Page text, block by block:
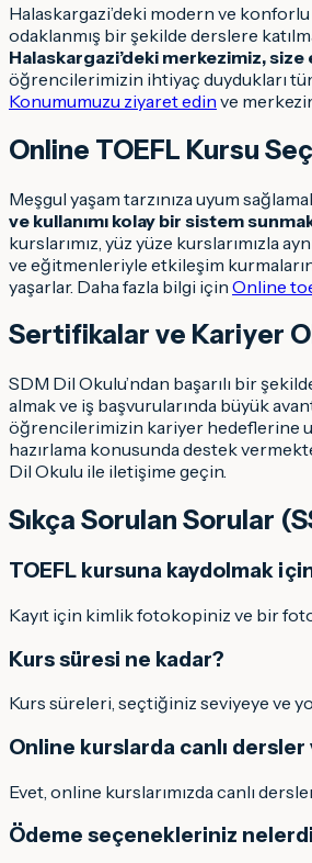
Halaskargazi’deki modern ve
odaklanmış bir şekilde derslere
Halaskargazi’deki merkezimiz,
öğrencilerimizin ihtiyaç duydukları
Konumumuzu ziyaret edin ve
Online TOEFL Kursu
Meşgul yaşam tarzınıza uyum
ve kullanımı kolay bir sistem
kurslarımız, yüz yüze
ve eğitmenleriyle etkileşim
yaşarlar. Daha fazla bilgi için Online
Sertifikalar ve Kariyer
SDM Dil Okulu’ndan başarılı bir
almak ve iş başvurularında büyük
öğrencilerimizin kariyer hedeflerine
hazırlama konusunda destek
Dil Okulu ile iletişime geçin.
Sıkça Sorulan Sorular
TOEFL kursuna kaydolmak
Kayıt için kimlik fotokopiniz ve bir
Kurs süresi ne kadar?
Kurs süreleri, seçtiğiniz seviyeye ve
Online kurslarda canlı dersler
Evet, online kurslarımızda canlı
Ödeme seçenekleriniz